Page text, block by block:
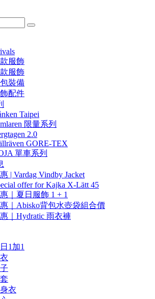
服飾
服飾
裝備
配件
Taipei
限量系列
2.0
GORE-TEX
單車系列
| Vardag Vindby Jacket
offer for Kajka X-Lätt 45
｜夏日服飾 1 + 1
｜Abisko背包水壺袋組合價
｜Hydratic 雨衣褲
1加1
衣
衣